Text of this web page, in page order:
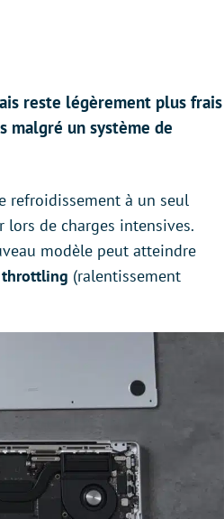
reste légèrement plus frais
malgré un système de
refroidissement à un seul
lors de charges intensives.
modèle peut atteindre
(ralentissement